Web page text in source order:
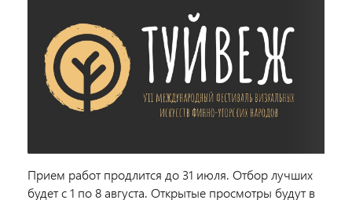
Прием работ продлится до 31 июля. Отбор лучших
будет с 1 по 8 августа. Открытые просмотры будут в